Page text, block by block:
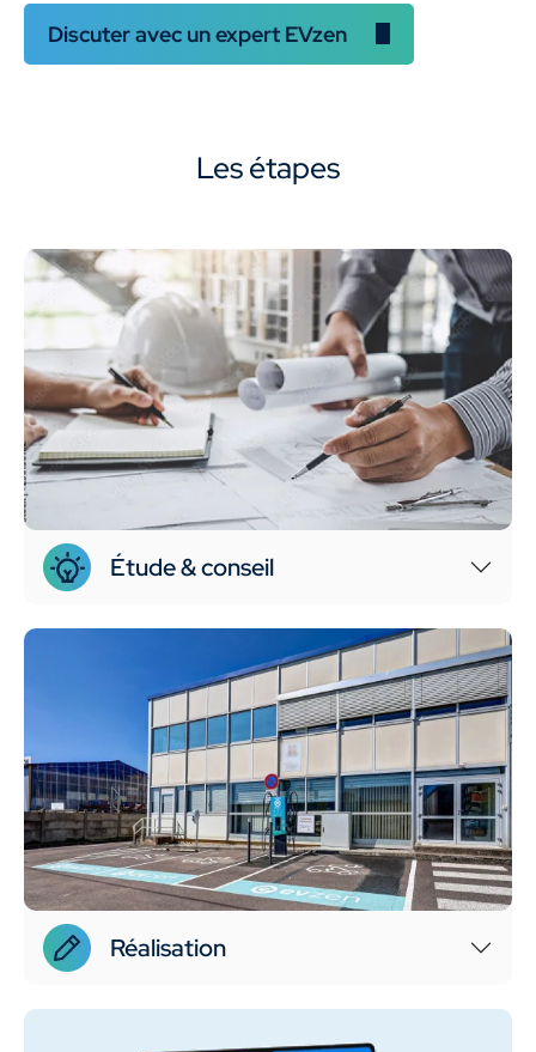
Discuter avec un expert EVzen
Les étapes
Étude & conseil
Réalisation